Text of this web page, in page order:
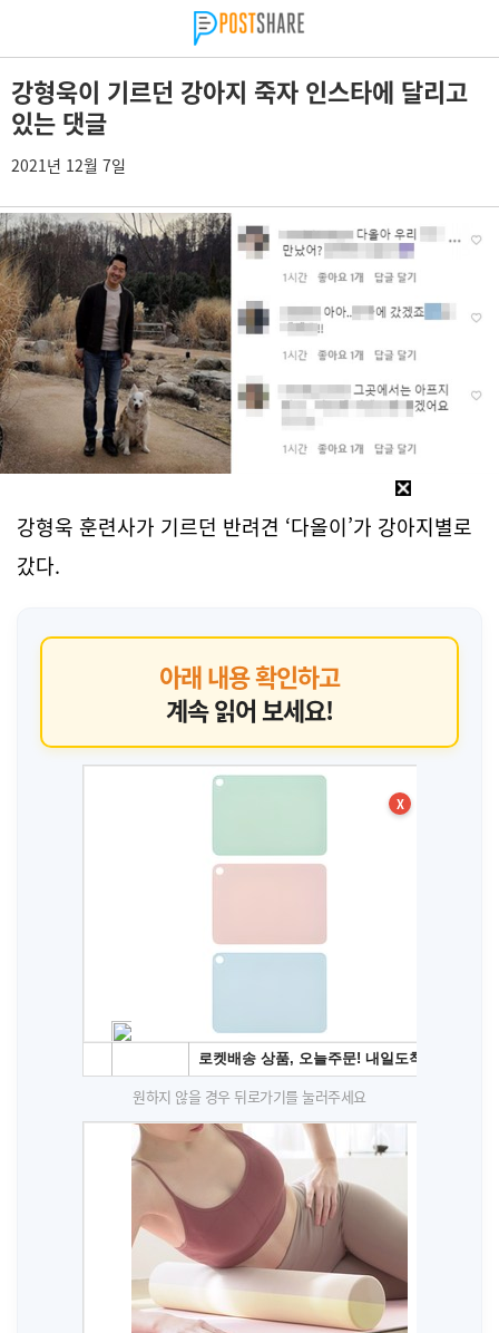
강형욱이 기르던 강아지 죽자 인스타에 달리고
있는 댓글
2021년 12월 7일
강형욱 훈련사가 기르던 반려견 ‘다올이’가 강아지별로
갔다.
아래 내용 확인하고
계속 읽어 보세요!
X
원하지 않을 경우 뒤로가기를 눌러주세요